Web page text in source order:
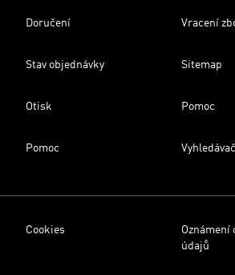
Doručení Vracení
Stav objednávky Sitemap
Otisk Pomoc
Pomoc
Cookies
Oznámení
údajů